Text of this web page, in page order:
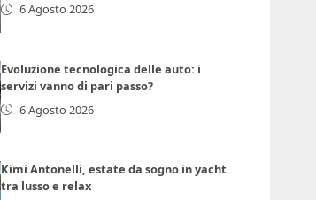
6 Agosto 2026
Evoluzione tecnologica delle auto: i
servizi vanno di pari passo?
6 Agosto 2026
Kimi Antonelli, estate da sogno in yacht
tra lusso e relax